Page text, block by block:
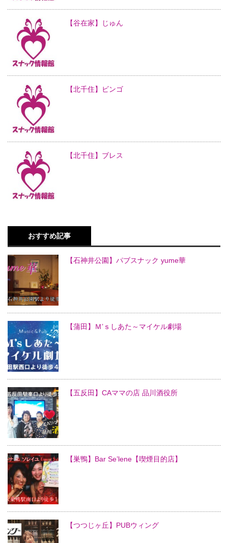
【谷在家】じゅん
【北千住】ビンゴ
【北千住】ブレス
おすすめ記事
【石神井公園】パブスナック yume華
【蒲田】Ｍ’ｓしあた～マイケル劇場
【五反田】CAママの店 品川酒役所
【巣鴨】Bar Se’lene【喫煙目的店】
【つつじヶ丘】PUBウィング